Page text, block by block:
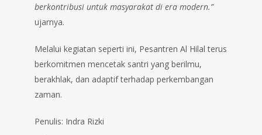
berkontribusi untuk masyarakat di era modern.”
ujarnya.
Melalui kegiatan seperti ini, Pesantren Al Hilal terus
berkomitmen mencetak santri yang berilmu,
berakhlak, dan adaptif terhadap perkembangan
zaman.
Penulis: Indra Rizki